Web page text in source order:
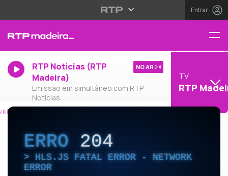
Entrar
RTP Notícias (RTP
Madeira)
Emissão em simultâneo com RTP
Notícias
NO AR
TV
RTP
ERRO204
HLS.JS FATAL ERROR - NETWORK
ERROR